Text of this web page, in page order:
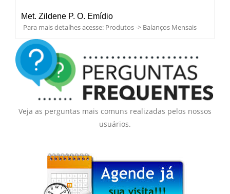
Met. Zildene P. O. Emídio
Para mais detalhes acesse: Produtos -> Balanços Mensais
Veja as perguntas mais comuns realizadas pelos nossos
usuários.